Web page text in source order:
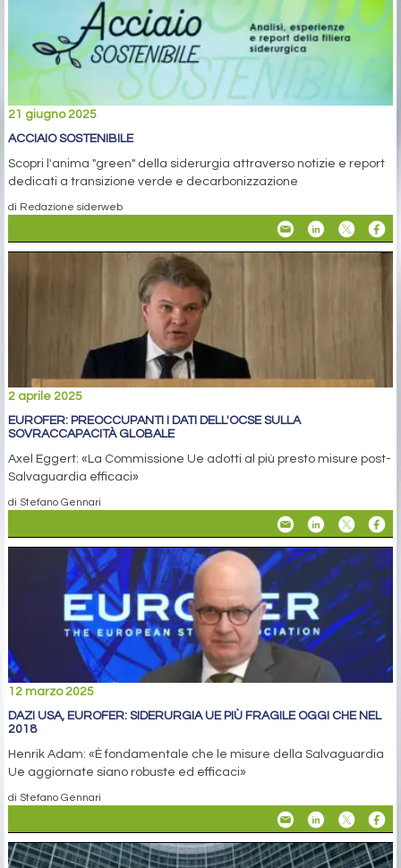
21 giugno 2025
ACCIAIO SOSTENIBILE
Scopri l'anima "green" della siderurgia attraverso notizie e report
dedicati a transizione verde e decarbonizzazione
di Redazione siderweb
2 aprile 2025
EUROFER: PREOCCUPANTI I DATI DELL'OCSE SULLA
SOVRACCAPACITÀ GLOBALE
Axel Eggert: «La Commissione Ue adotti al più presto misure post-
Salvaguardia efficaci»
di Stefano Gennari
12 marzo 2025
DAZI USA, EUROFER: SIDERURGIA UE PIÙ FRAGILE OGGI CHE NEL
2018
Henrik Adam: «È fondamentale che le misure della Salvaguardia
Ue aggiornate siano robuste ed efficaci»
di Stefano Gennari